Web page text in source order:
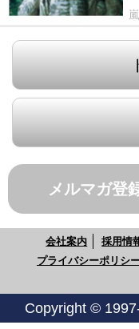
メルマガ登
会社案内 採用情
プライバシーポリシ
Copyright ©